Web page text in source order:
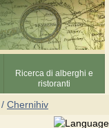
Ricerca di alberghi e
ristoranti
/ Chernihiv